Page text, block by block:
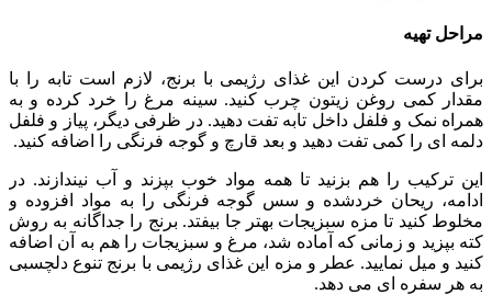
مراحل تهیه
برای درست کردن این غذای رژیمی با برنج، لازم است تابه را با
مقدار کمی روغن زیتون چرب کنید. سینه مرغ را خرد کرده و به
همراه نمک و فلفل داخل تابه تفت دهید. در ظرفی دیگر، پیاز و فلفل
دلمه ای را کمی تفت دهید و بعد قارچ و گوجه فرنگی را اضافه کنید.
این ترکیب را هم بزنید تا همه مواد خوب بپزند و آب نیندازند. در
ادامه، ریحان خردشده و سس گوجه فرنگی را به مواد افزوده و
مخلوط کنید تا مزه سبزیجات بهتر جا بیفتد. برنج را جداگانه به روش
کته بپزید و زمانی که آماده شد، مرغ و سبزیجات را هم به آن اضافه
کنید و میل نمایید. عطر و مزه این غذای رژیمی با برنج تنوع دلچسبی
به هر سفره ای می دهد.